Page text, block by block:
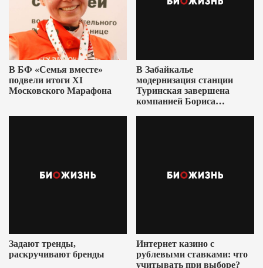
В БФ «Семья вместе»
подвели итоги XI
Московского Марафона
В Забайкалье
модернизация станции
Туринская завершена
компанией Бориса
Задают тренды,
раскручивают бренды
Интернет казино с
рублевыми ставками: что
учитывать при выборе?